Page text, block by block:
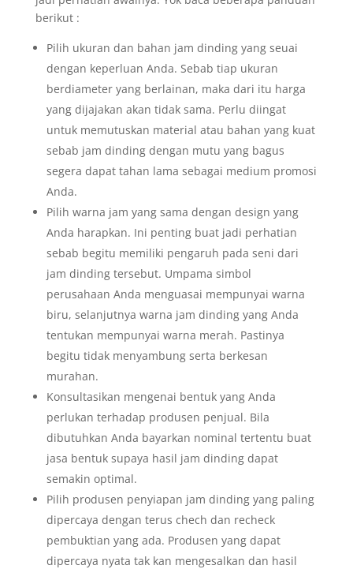
berikut :
Pilih ukuran dan bahan jam dinding yang seuai
dengan keperluan Anda. Sebab tiap ukuran
berdiameter yang berlainan, maka dari itu harga
yang dijajakan akan tidak sama. Perlu diingat
untuk memutuskan material atau bahan yang kuat
sebab jam dinding dengan mutu yang bagus
segera dapat tahan lama sebagai medium promosi
Anda.
Pilih warna jam yang sama dengan design yang
Anda harapkan. Ini penting buat jadi perhatian
sebab begitu memiliki pengaruh pada seni dari
jam dinding tersebut. Umpama simbol
perusahaan Anda menguasai mempunyai warna
biru, selanjutnya warna jam dinding yang Anda
tentukan mempunyai warna merah. Pastinya
begitu tidak menyambung serta berkesan
murahan.
Konsultasikan mengenai bentuk yang Anda
perlukan terhadap produsen penjual. Bila
dibutuhkan Anda bayarkan nominal tertentu buat
jasa bentuk supaya hasil jam dinding dapat
semakin optimal.
Pilih produsen penyiapan jam dinding yang paling
dipercaya dengan terus chech dan recheck
pembuktian yang ada. Produsen yang dapat
dipercaya nyata tak kan mengesalkan dan hasil